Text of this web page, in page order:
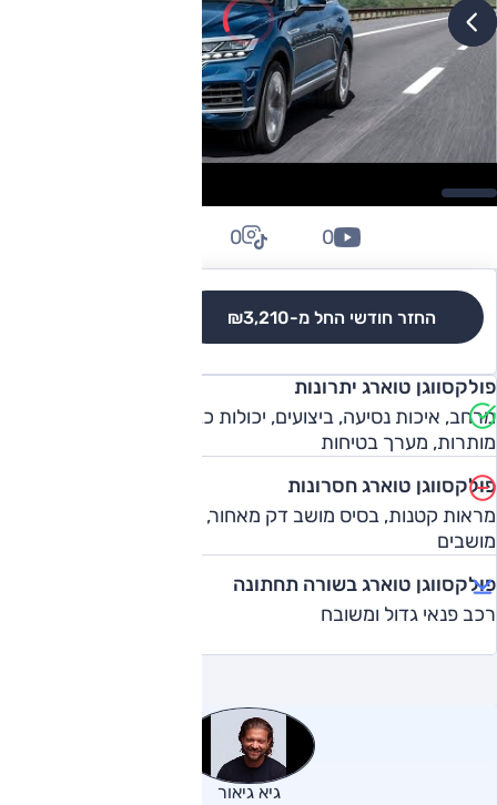
החזר חודשי החל מ-₪3,210
0
0
פולקסווגן טוארג יתרונות
מרחב, איכות נסיעה, ביצועים, יכולות כביש, כישורי שטח, אבזור
מותרות, מערך בטיחות
פולקסווגן טוארג חסרונות
מראות קטנות, בסיס מושב דק מאחור, אין אופציה לשבעה
מושבים
פולקסווגן טוארג בשורה תחתונה
רכב פנאי גדול ומשובח
גיא גיאור